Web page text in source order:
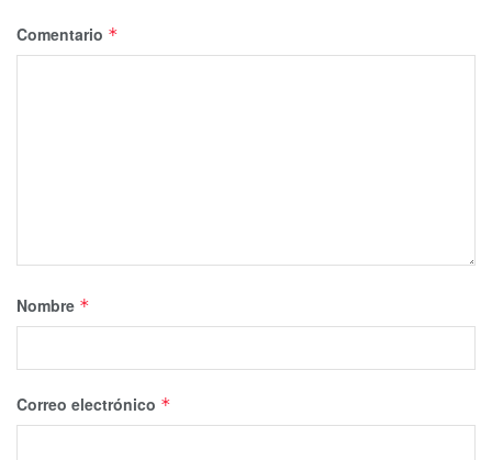
Comentario *
Nombre *
Correo electrónico *